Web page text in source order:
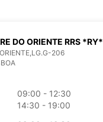
DO ORIENTE RRS *RY*
206
09:00 - 12:30
14:30 - 19:00